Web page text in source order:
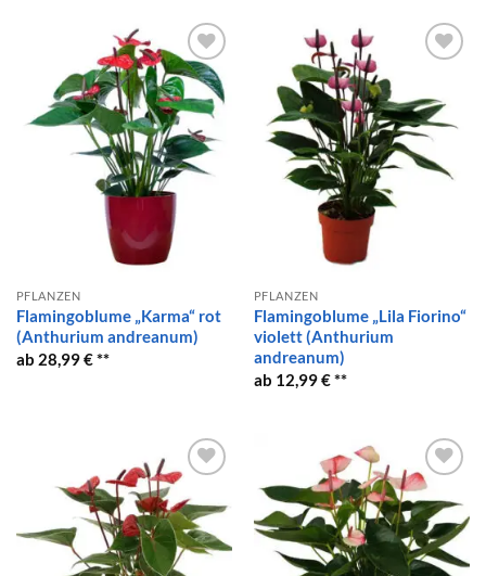
Auf die
Wunschliste
PFLANZEN
Flamingoblume „Karma“ rot
(Anthurium andreanum)
28,99€
Wunschliste
PFLANZEN
Flamingoblume „Lila Fiorino“
violett (Anthurium
andreanum)
12,99€
Auf die
Wunschliste
Auf die
Wunschliste